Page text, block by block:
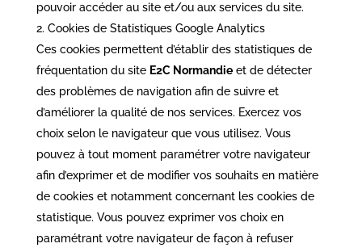
pouvoir accéder au site et/ou aux services du site.
Cookies de Statistiques Google Analytics
Ces cookies permettent d’établir des statistiques de
fréquentation du site E2C Normandieet de détecter
des problèmes de navigation afin de suivre et
d’améliorer la qualité de nos services. Exercez vos
choix selon le navigateur que vous utilisez. Vous
pouvez à tout moment paramétrer votre navigateur
afin d’exprimer et de modifier vos souhaits en matière
de cookies et notamment concernant les cookies de
statistique. Vous pouvez exprimer vos choix en
paramétrant votre navigateur de façon à refuser